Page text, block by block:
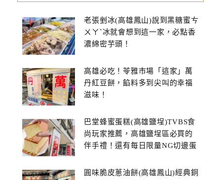
老張剉冰(高雄鳳山)說到黑糖蜜ㄘ
ㄨㄚˋ冰就會想到這一家，必點香
濃綿密芋頭！
高雄必吃！苓雅市場「這家」萬
丹紅豆餅，餡料多到尖叫的幸福
滋味！
巴堂蜂蜜蛋糕(高雄鹽埕)TVBS食
尚玩家推薦，高雄鹽埕區必買的
伴手禮！還有每日限量NG切邊蛋
圓味脆皮蔥油餅(高雄鳳山)經典銅